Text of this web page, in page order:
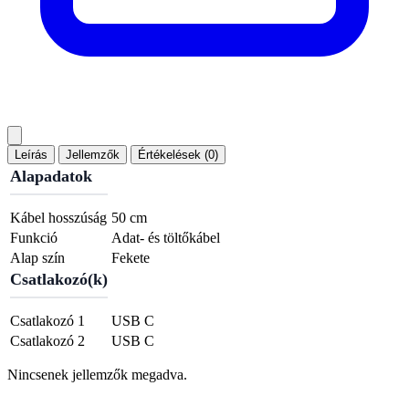
Leírás Jellemzők Értékelések (0)
Alapadatok
Kábel hosszúság 50 cm
Funkció
Adat- és töltőkábel
Alap szín
Fekete
Csatlakozó(k)
Csatlakozó 1
USB C
Csatlakozó 2
USB C
Nincsenek jellemzők megadva.